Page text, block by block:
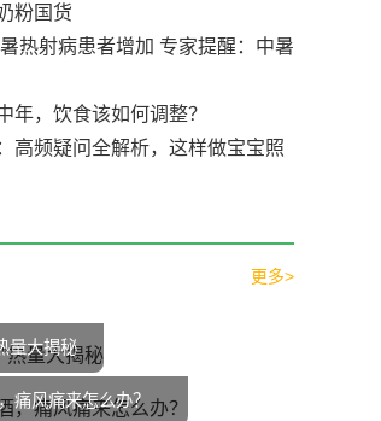
粉国货
热射病患者增加 专家提醒：中暑
年，饮食该如何调整？
高频疑问全解析，这样做宝宝照
更多>
量大揭秘
痛风痛来怎么办？